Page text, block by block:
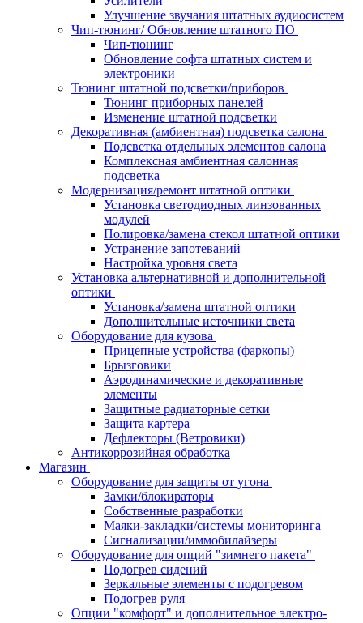
Улучшение звучания штатных аудиосистем
Чип-тюнинг/ Обновление штатного ПО
Чип-тюнинг
Обновление софта штатных систем и
электроники
Тюнинг штатной подсветки/приборов
Тюнинг приборных панелей
Изменение штатной подсветки
Декоративная (амбиентная) подсветка салона
Подсветка отдельных элементов салона
Комплексная амбиентная салонная
подсветка
Модернизация/ремонт штатной оптики
Установка светодиодных линзованных
модулей
Полировка/замена стекол штатной оптики
Устранение запотеваний
Настройка уровня света
Установка альтернативной и дополнительной
оптики
Установка/замена штатной оптики
Дополнительные источники света
Оборудование для кузова
Прицепные устройства (фаркопы)
Брызговики
Аэродинамические и декоративные
элементы
Защитные радиаторные сетки
Защита картера
Дефлекторы (Ветровики)
Антикоррозийная обработка
Магазин
Оборудование для защиты от угона
Замки/блокираторы
Собственные разработки
Маяки-закладки/системы мониторинга
Сигнализации/иммобилайзеры
Оборудование для опций "зимнего пакета"
Подогрев сидений
Зеркальные элементы с подогревом
Подогрев руля
Опции "комфорт" и дополнительное электро-